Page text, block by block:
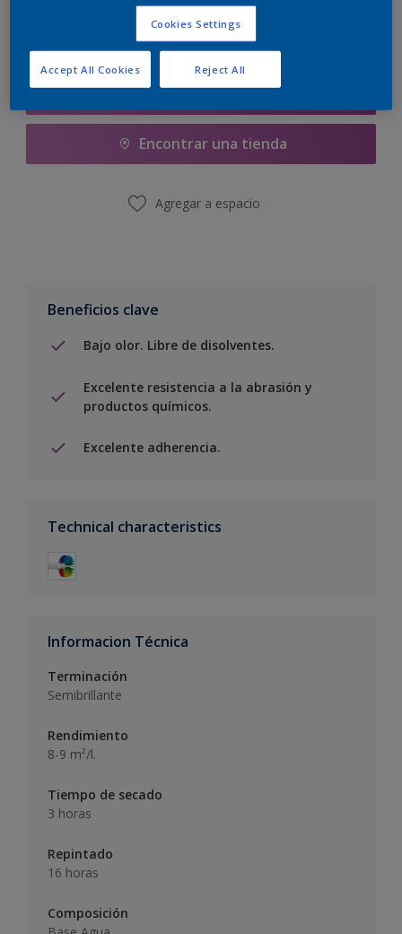
Agregar a la lista de deseos
Encontrar una tienda
Agregar a espacio
Beneficios clave
Bajo olor. Libre de disolventes.
Excelente resistencia a la abrasión y
productos químicos.
Excelente adherencia.
Technical characteristics
Informacion Técnica
Terminación
Semibrillante
Rendimiento
8-9 m²/l.
Tiempo de secado
3 horas
Repintado
16 horas
Composición
Cookies Settings
Reject All
Accept All Cookies